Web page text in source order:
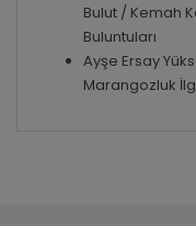
Bulut / Kemah
Buluntuları
Ayşe Ersay
Marangozluk